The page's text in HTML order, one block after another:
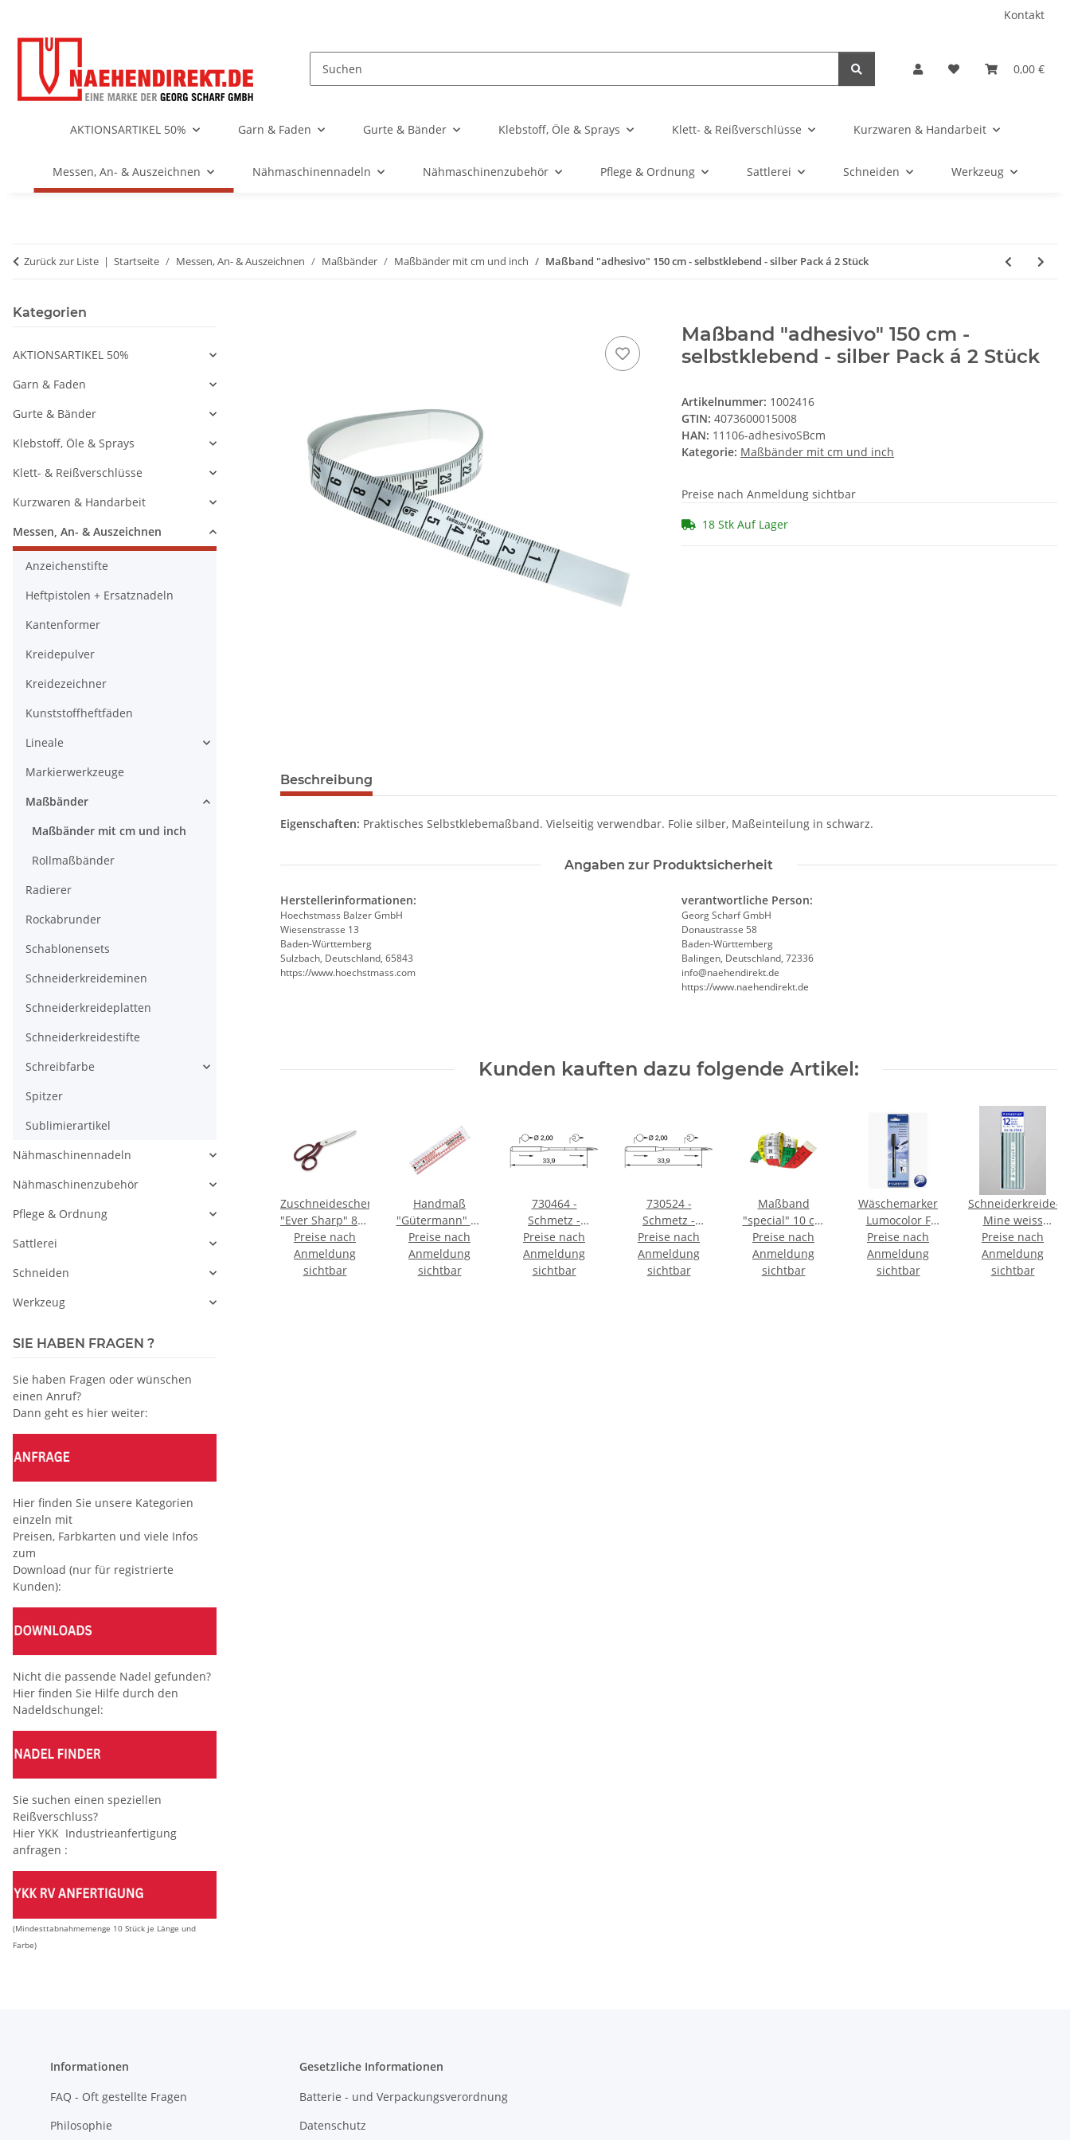
Kontakt
0,00 €
AKTIONSARTIKEL 50% Garn & Faden Gurte & Bänder Klebstoff, Öle & Sprays Klett- & Reißverschlüsse Kurzwaren & Handarbeit
Messen, An- & Auszeichnen Nähmaschinennadeln Nähmaschinenzubehör Pflege & Ordnung Sattlerei Schneiden Werkzeug
Zurück zur Liste Startseite Messen, An- & Auszeichnen Maßbänder Maßbänder mit cm und inch Maßband "adhesivo" 150 cm - selbstklebend - silber Pack á 2 Stück
Maßband "adhesivo" 150 cm -
selbstklebend - silber Pack á 2 Stück
Artikelnummer: 1002416
GTIN: 4073600015008
HAN: 11106-adhesivoSBcm
Kategorie: Maßbänder mit cm und inch
Preise nach Anmeldung sichtbar
18 Stk Auf Lager
Beschreibung
Eigenschaften: Praktisches Selbstklebemaßband. Vielseitig verwendbar. Folie silber, Maßeinteilung in schwarz.
Angaben zur Produktsicherheit
Herstellerinformationen:
Hoechstmass Balzer GmbH
Wiesenstrasse 13
Baden-Württemberg
Sulzbach, Deutschland, 65843
https://www.hoechstmass.com
verantwortliche Person:
Georg Scharf GmbH
Donaustrasse 58
Baden-Württemberg
Balingen, Deutschland, 72336
info@naehendirekt.de
https://www.naehendirekt.de
Kunden kauften dazu folgende Artikel:
leer
Kunststoff zum
selbstklebend -
sichtbar
Zuschneideschere
"Ever Sharp" 8" /
20 cm
Preise nach
Anmeldung
sichtbar
Handmaß
"Gütermann" 20
cm
Preise nach
Anmeldung
sichtbar
730464 -
Schmetz -
20:05FB170 /
134 SUK
Nadeldicke: 70 /
Preise nach
Anmeldung
sichtbar
730524 -
Schmetz -
20:05FB180 /
134 SUK
Nadeldicke: 80 /
Preise nach
Anmeldung
sichtbar
Maßband
"special" 10 cm
Verstärkung 150
cm/cm
Preise nach
Anmeldung
sichtbar
Wäschemarker
Lumocolor F
schwarz
Preise nach
Anmeldung
sichtbar
Schneiderkreide-
Mine weiss
70x3mm weiche
Ausführung
Pack á 12 Stück
Preise nach
Anmeldung
sichtbar
Kategorien
AKTIONSARTIKEL 50%
Garn & Faden
Gurte & Bänder
Klebstoff, Öle & Sprays
Klett- & Reißverschlüsse
Kurzwaren & Handarbeit
Messen, An- & Auszeichnen
Anzeichenstifte
Heftpistolen + Ersatznadeln
Kantenformer
Kreidepulver
Kreidezeichner
Kunststoffheftfäden
Lineale
Markierwerkzeuge
Maßbänder
Maßbänder mit cm und inch
Rollmaßbänder
Radierer
Rockabrunder
Schablonensets
Schneiderkreideminen
Schneiderkreideplatten
Schneiderkreidestifte
Schreibfarbe
Spitzer
Sublimierartikel
Nähmaschinennadeln
Nähmaschinenzubehör
Pflege & Ordnung
Sattlerei
Schneiden
Werkzeug
SIE HABEN FRAGEN ?
Sie haben Fragen oder wünschen
einen Anruf?
Dann geht es hier weiter:
Hier finden Sie unsere Kategorien
einzeln mit
Preisen, Farbkarten und viele Infos
zum
Download (nur für registrierte
Kunden):
Nicht die passende Nadel gefunden?
Hier finden Sie Hilfe durch den
Nadeldschungel:
Sie suchen einen speziellen
Reißverschluss?
Hier YKK Industrieanfertigung
anfragen :
(Mindesttabnahmemenge 10 Stück je Länge und
Farbe)
Informationen
FAQ - Oft gestellte Fragen
Philosophie
Gesetzliche Informationen
Batterie - und Verpackungsverordnung
Datenschutz